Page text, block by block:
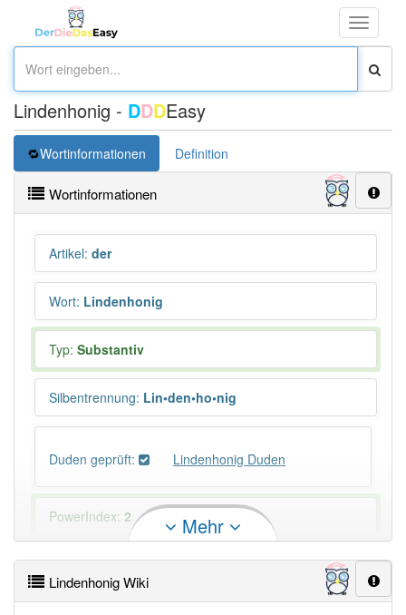
Toggle
Lindenhonig - DDDEasy
Wortinformationen Definition
Wortinformationen
Artikel: der
Wort: Lindenhonig
Typ: Substantiv
Silbentrennung: Lin•den•ho•nig
Duden geprüft: Lindenhonig Duden
PowerIndex: 2
Häufigkeit: 2 von 10
Mehr
Lindenhonig Wiki